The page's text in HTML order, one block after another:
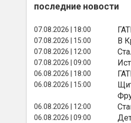
последние новости
07.08.2026 | 18:00
07.08.2026 | 15:00 В
07.08.2026 | 12:00
07.08.2026 | 09:00
06.08.2026 | 18:00
06.08.2026 | 15:00
06.08.2026 | 12:00
06.08.2026 | 09:00